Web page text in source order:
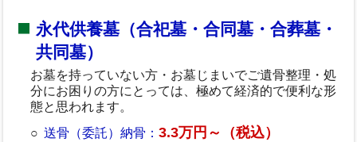
永代供養墓（合祀墓・合同墓・合葬墓・
共同墓）
お墓を持っていない方・お墓じまいでご遺骨整理・処
分にお困りの方にとっては、極めて経済的で便利な形
態と思われます。
送骨（委託）納骨：3.3万円～（税込）